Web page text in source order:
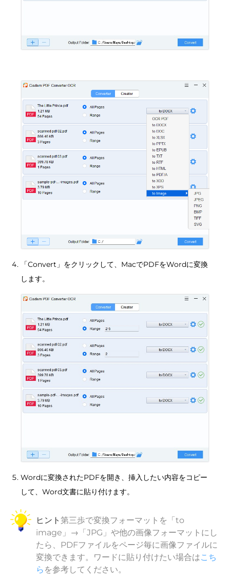
「Convert」をクリックして、MacでPDFをWordに変換
します。
Wordに変換されたPDFを開き、挿入したい内容をコピー
して、Word文書に貼り付けます。
ヒント 第三歩で変換フォーマットを「to
image」→「JPG」や他の画像フォーマットにし
たら、PDFファイルをページ毎に画像ファイルに
変換できます。ワードに貼り付けたい場合はこち
ら を参考してください。